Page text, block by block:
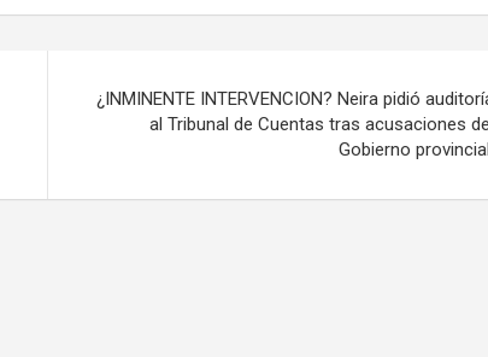
¿INMINENTE INTERVENCION? Neira pidió
al Tribunal de Cuentas tras acusaciones
Gobierno